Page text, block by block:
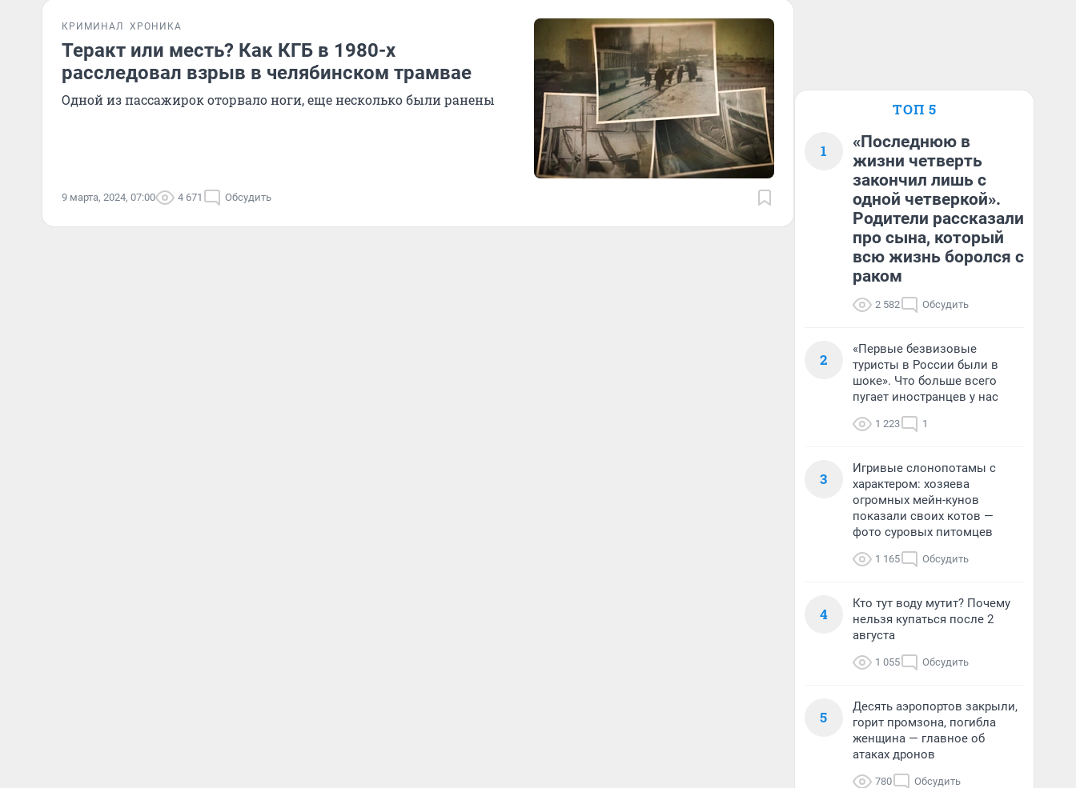
КРИМИНАЛ ХРОНИКА
Теракт или месть? Как КГБ в 1980-х
расследовал взрыв в челябинском трамвае
Одной из пассажирок оторвало ноги, еще несколько были ранены
9 марта, 2024, 07:00 4 671 Обсудить
ТОП 5
1
«Последнюю в
жизни четверть
закончил лишь с
одной четверкой».
Родители рассказали
про сына, который
всю жизнь боролся с
раком
2 582 Обсудить
2
«Первые безвизовые
туристы в России были в
шоке». Что больше всего
пугает иностранцев у нас
1 223 1
3
Игривые слонопотамы с
характером: хозяева
огромных мейн-кунов
показали своих котов —
фото суровых питомцев
1 165 Обсудить
4
Кто тут воду мутит? Почему
нельзя купаться после 2
августа
1 055 Обсудить
5
Десять аэропортов закрыли,
горит промзона, погибла
женщина — главное об
атаках дронов
780 Обсудить